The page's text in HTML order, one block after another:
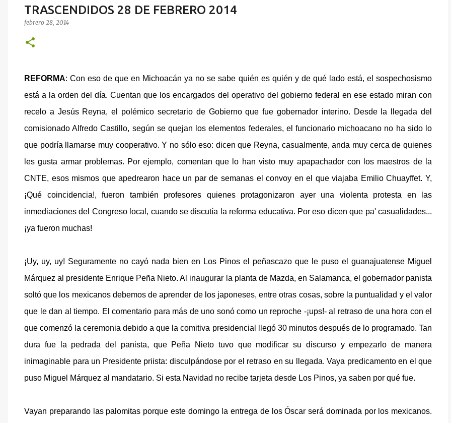
TRASCENDIDOS 28 DE FEBRERO 2014
febrero 28, 2014
REFORMA: Con eso de que en Michoacán ya no se sabe quién es quién y de qué lado está, el sospechosismo
está a la orden del día. Cuentan que los encargados del operativo del gobierno federal en ese estado miran con
recelo a Jesús Reyna, el polémico secretario de Gobierno que fue gobernador interino. Desde la llegada del
comisionado Alfredo Castillo, según se quejan los elementos federales, el funcionario michoacano no ha sido lo
que podría llamarse muy cooperativo. Y no sólo eso: dicen que Reyna, casualmente, anda muy cerca de quienes
les gusta armar problemas. Por ejemplo, comentan que lo han visto muy apapachador con los maestros de la
CNTE, esos mismos que apedrearon hace un par de semanas el convoy en el que viajaba Emilio Chuayffet. Y,
¡Qué coincidencia!, fueron también profesores quienes protagonizaron ayer una violenta protesta en las
inmediaciones del Congreso local, cuando se discutía la reforma educativa. Por eso dicen que pa' casualidades...
¡ya fueron muchas!
¡Uy, uy, uy! Seguramente no cayó nada bien en Los Pinos el peñascazo que le puso el guanajuatense Miguel
Márquez al presidente Enrique Peña Nieto. Al inaugurar la planta de Mazda, en Salamanca, el gobernador panista
soltó que los mexicanos debemos de aprender de los japoneses, entre otras cosas, sobre la puntualidad y el valor
que le dan al tiempo. El comentario para más de uno sonó como un reproche -¡ups!- al retraso de una hora con el
que comenzó la ceremonia debido a que la comitiva presidencial llegó 30 minutos después de lo programado. Tan
dura fue la pedrada del panista, que Peña Nieto tuvo que modificar su discurso y empezarlo de manera
inimaginable para un Presidente priista: disculpándose por el retraso en su llegada. Vaya predicamento en el que
puso Miguel Márquez al mandatario. Si esta Navidad no recibe tarjeta desde Los Pinos, ya saben por qué fue.
Vayan preparando las palomitas porque este domingo la entrega de los Óscar será dominada por los mexicanos.